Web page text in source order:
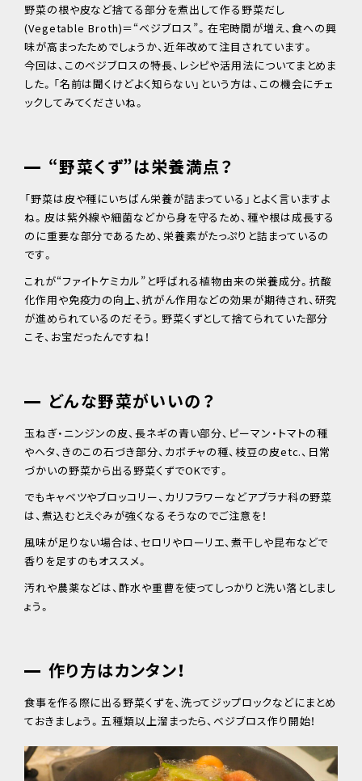
野菜の根や皮など捨てる部分を煮出して作る野菜だし
(Vegetable Broth)＝“ベジブロス”。在宅時間が増え、食への興
味が高まったためでしょうか、近年改めて注目されています。
今回は、このベジブロスの特長、レシピや活用法についてまとめま
した。「名前は聞くけどよく知らない」という方は、この機会にチェ
ックしてみてくださいね。
“野菜くず”は栄養満点？
「野菜は皮や種にいちばん栄養が詰まっている」とよく言いますよ
ね。皮は紫外線や細菌などから身を守るため、種や根は成長する
のに重要な部分であるため、栄養素がたっぷりと詰まっているの
です。
これが“ファイトケミカル”と呼ばれる植物由来の栄養成分。抗酸
化作用や免疫力の向上、抗がん作用などの効果が期待され、研究
が進められているのだそう。野菜くずとして捨てられていた部分
こそ、お宝だったんですね！
どんな野菜がいいの？
玉ねぎ・ニンジンの皮、長ネギの青い部分、ピーマン・トマトの種
やヘタ、きのこの石づき部分、カボチャの種、枝豆の皮etc.、日常
づかいの野菜から出る野菜くずでOKです。
でもキャベツやブロッコリー、カリフラワーなどアブラナ科の野菜
は、煮込むとえぐみが強くなるそうなのでご注意を！
風味が足りない場合は、セロリやローリエ、煮干しや昆布などで
香りを足すのもオススメ。
汚れや農薬などは、酢水や重曹を使ってしっかりと洗い落としまし
ょう。
作り方はカンタン！
食事を作る際に出る野菜くずを、洗ってジップロックなどにまとめ
ておきましょう。五種類以上溜まったら、ベジブロス作り開始！